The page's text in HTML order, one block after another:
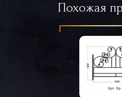
Похожая